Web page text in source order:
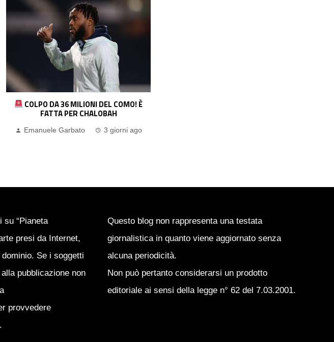
ROMERO-INTER, ACCORDO VICINO?
COSA MANCA E L’INSIDIA BARCELLONA
Emanuele Garbato 3 giorni ago
su “Pianeta
presi da Internet,
Se i soggetti
pubblicazione non
provvedere
Questo blog non rappresenta una testata
giornalistica in quanto viene aggiornato senza
alcuna periodicità.
Non può pertanto considerarsi un prodotto
editoriale ai sensi della legge n° 62 del 7.03.2001.